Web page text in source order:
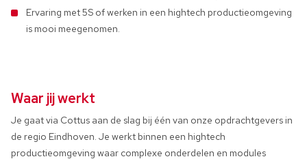
Ervaring met 5S of werken in een hightech productieomgeving
is mooi meegenomen.
Waar jij werkt
Je gaat via Cottus aan de slag bij één van onze opdrachtgevers in
de regio Eindhoven. Je werkt binnen een hightech
productieomgeving waar complexe onderdelen en modules